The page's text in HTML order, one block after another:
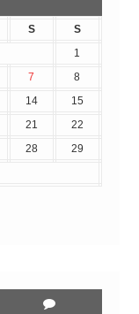
S
S
1
7
8
14
15
21
22
28
29